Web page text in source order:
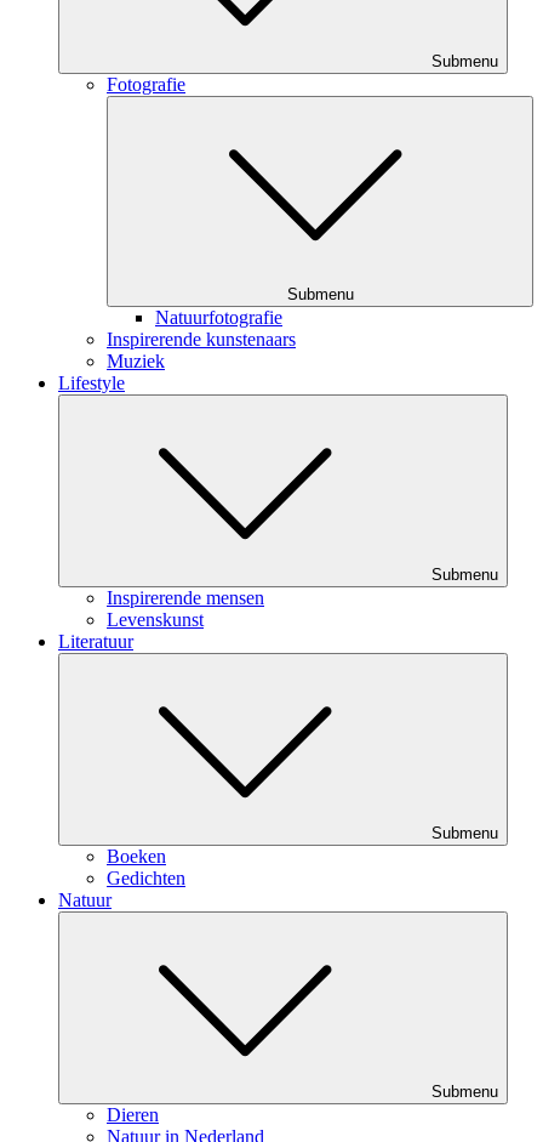
Submenu
Fotografie
Submenu
Natuurfotografie
Inspirerende kunstenaars
Muziek
Lifestyle
Submenu
Inspirerende mensen
Levenskunst
Literatuur
Submenu
Boeken
Gedichten
Natuur
Submenu
Dieren
Natuur in Nederland